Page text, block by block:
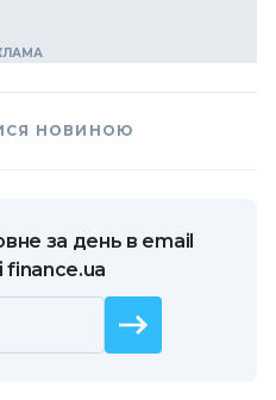
НОВИНОЮ
за день в email
finance.ua